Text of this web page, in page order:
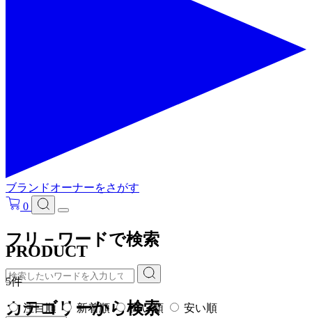
ブランドオーナーをさがす
0
フリ－ワードで検索
カテゴリーから検索
PRODUCT
5件
注目順 新着順 高い順 安い順